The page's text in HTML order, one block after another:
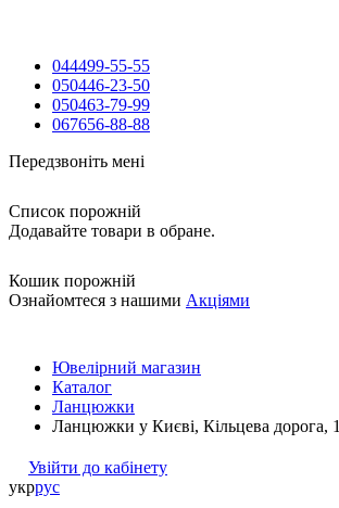
044499-55-55
050446-23-50
050463-79-99
067656-88-88
Передзвоніть мені
Список порожній
Додавайте товари в обране.
Кошик порожній
Ознайомтеся з нашими Акціями
Ювелірний магазин
Каталог
Ланцюжки
Ланцюжки у Києві, Кільцева дорога, 1
Увійти до кабінету
укррус